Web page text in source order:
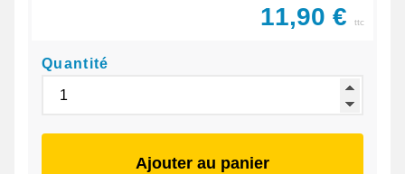
11,90 € ttc
Quantité
Ajouter au panier